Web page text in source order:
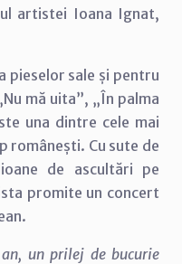
artistei Ioana Ignat,
pieselor sale și pentru
mă uita”, „În palma
una dintre cele mai
românești. Cu sute de
de ascultări pe
promite un concert
un prilej de bucurie